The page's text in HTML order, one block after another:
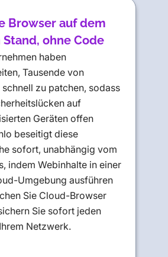
Browser auf dem
ohne Code
haben
Tausende von
zu patchen, sodass
auf
Geräten offen
beseitigt diese
sofort, unabhängig vom
indem Webinhalte in einer
Umgebung ausführen
Sie Cloud-Browser
Sie sofort jeden
Netzwerk.